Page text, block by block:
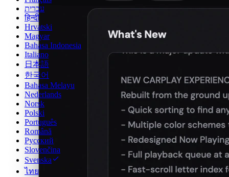
עברית
हिन्दी
Hrvatski
Magyar
Bahasa Indonesia
Italiano
日本語
한국어
Bahasa Melayu
Nederlands
Norsk
Polski
Português
Română
Русский
Slovenčina
Svenska
ไทย